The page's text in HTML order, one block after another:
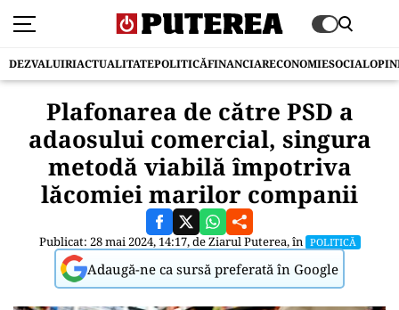
DEZVALUIRIACTUALITATEPOLITICĂFINANCIARECONOMIESOCIAL
Plafonarea de către PSD a
adaosului comercial, singura
metodă viabilă împotriva
lăcomiei marilor companii
Publicat: 28 mai 2024, 14:17, deZiarul Puterea, în POLITICĂ
Adaugă-ne ca sursă preferată în Google